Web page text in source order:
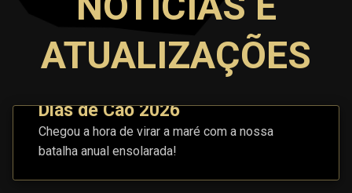
ATUALIZAÇÕES
Dias de Cão 2026
Chegou a hora de virar a maré com a nossa
batalha anual ensolarada!